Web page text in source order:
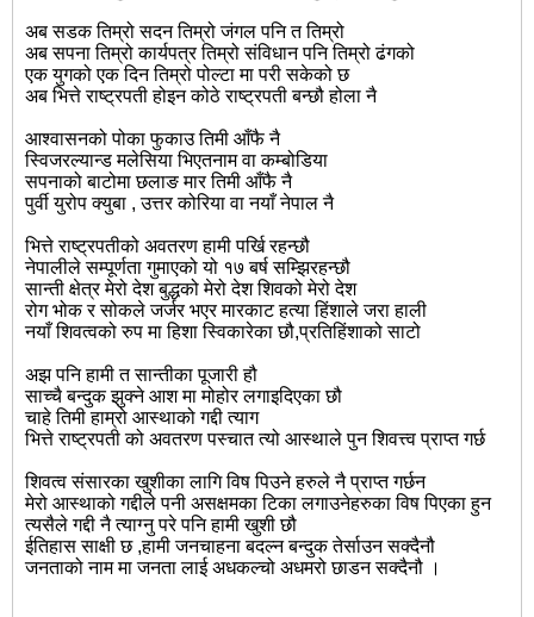
अब सडक तिम्रो सदन तिम्रो जंगल पनि त तिम्रो
अब सपना तिम्रो कार्यपत्र तिम्रो संविधान पनि तिम्रो ढंगको
एक युगको एक दिन तिम्रो पोल्टा मा परी सकेको छ
अब भित्ते राष्ट्रपती होइन कोठे राष्ट्रपती बन्छौ होला नै
आश्वासनको पोका फुकाउ तिमी आँफै नै
स्विजरल्यान्ड मलेसिया भिएतनाम वा कम्बोडिया
सपनाको बाटोमा छलाङ मार तिमी आँफै नै
पुर्वी युरोप क्युबा , उत्तर कोरिया वा नयाँ नेपाल नै
भित्ते राष्ट्रपतीको अवतरण हामी पर्खि रहन्छौ
नेपालीले सम्पूर्णता गुमाएको यो १७ बर्ष सम्झिरहन्छौ
सान्ती क्षेत्र मेरो देश बुद्धको मेरो देश शिवको मेरो देश
रोग भोक र सोकले जर्जर भएर मारकाट हत्या हिंशाले जरा हाली
नयाँ शिवत्वको रुप मा हिशा स्विकारेका छौ,प्रतिहिंशाको साटो
अझ पनि हामी त सान्तीका पूजारी हौ
साच्चै बन्दुक झुक्ने आश मा मोहोर लगाइदिएका छौ
चाहे तिमी हाम्रो आस्थाको गद्दी त्याग
भित्ते राष्ट्रपती को अवतरण पस्चात त्यो आस्थाले पुन शिवत्त्व प्राप्त गर्छ
शिवत्व संसारका खुशीका लागि विष पिउने हरुले नै प्राप्त गर्छन
मेरो आस्थाको गद्दीले पनी असक्षमका टिका लगाउनेहरुका विष पिएका हुन
त्यसैले गद्दी नै त्याग्नु परे पनि हामी खुशी छौ
ईतिहास साक्षी छ ,हामी जनचाहना बदल्न बन्दुक तेर्साउन सक्दैनौ
जनताको नाम मा जनता लाई अधकल्चो अधमरो छाडन सक्दैनौ ।